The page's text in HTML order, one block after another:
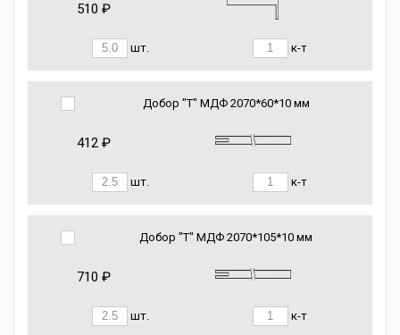
510 ₽
шт. к-т
Добор "Т" МДФ 2070*60*10 мм
412 ₽
шт. к-т
Добор "Т" МДФ 2070*105*10 мм
710 ₽
шт. к-т